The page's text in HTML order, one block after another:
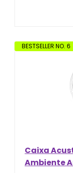
BESTSELLER NO. 6
Caixa
Ambiente